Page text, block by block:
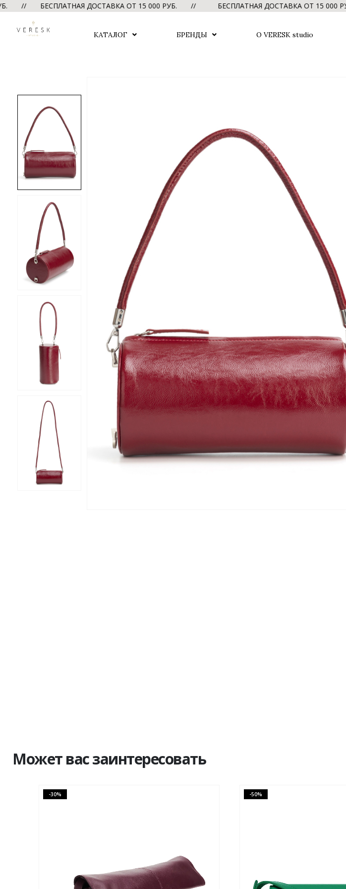
БЕСПЛАТНАЯ ДОСТАВКА ОТ 15 000 РУБ. // БЕСПЛАТНАЯ ДОСТАВКА ОТ 15 000
КАТАЛОГ БРЕНДЫ О VERESK studio
Может вас заинтересовать
-50% -30%